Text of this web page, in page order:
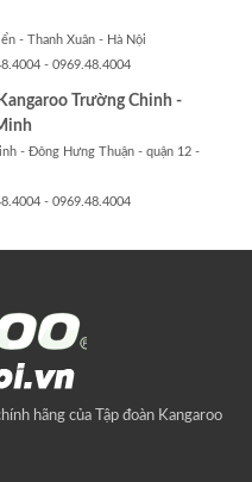
- Thanh Xuân - Hà Nội
- 0969.48.4004
Trường Chinh -
- Đông Hưng Thuận - quận 12 -
- 0969.48.4004
hãng của Tập đoàn Kangaroo